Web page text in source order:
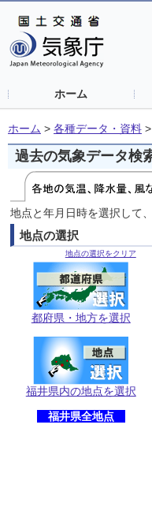
ホーム
ホーム > 各種データ・資料 >
過去の気象データ検
地点と年月日時を選択して
地点の選択
地点の選択をクリア
都府県・地方を選択
福井県内の地点を選択
福井県全地点